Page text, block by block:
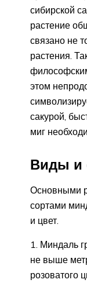
сибирской
растение
связано не
растения.
этом
сакурой,
миг
Виды и
Основными
сортами
и цвет.
Миндаль
не выше
розоватого